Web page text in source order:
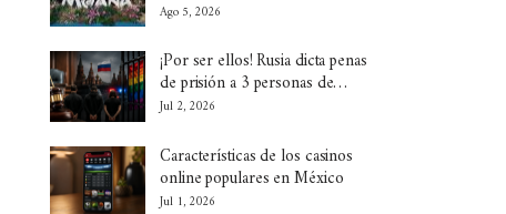
Ago 5, 2026
¡Por ser ellos! Rusia dicta penas
de prisión a 3 personas de…
Jul 2, 2026
Características de los casinos
online populares en México
Jul 1, 2026